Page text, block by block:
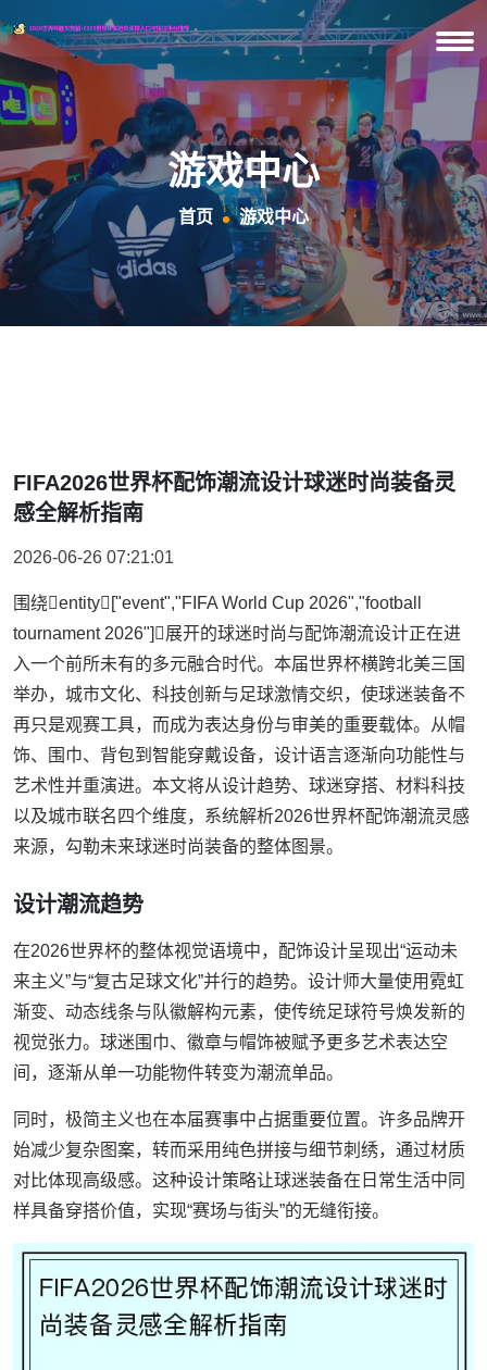
游戏中心
首页 游戏中心
FIFA2026世界杯配饰潮流设计球迷时尚装备灵
感全解析指南
2026-06-26 07:21:01
围绕entity["event","FIFA World Cup 2026","football
tournament 2026"]展开的球迷时尚与配饰潮流设计正在进
入一个前所未有的多元融合时代。本届世界杯横跨北美三国
举办，城市文化、科技创新与足球激情交织，使球迷装备不
再只是观赛工具，而成为表达身份与审美的重要载体。从帽
饰、围巾、背包到智能穿戴设备，设计语言逐渐向功能性与
艺术性并重演进。本文将从设计趋势、球迷穿搭、材料科技
以及城市联名四个维度，系统解析2026世界杯配饰潮流灵感
来源，勾勒未来球迷时尚装备的整体图景。
设计潮流趋势
在2026世界杯的整体视觉语境中，配饰设计呈现出“运动未
来主义”与“复古足球文化”并行的趋势。设计师大量使用霓虹
渐变、动态线条与队徽解构元素，使传统足球符号焕发新的
视觉张力。球迷围巾、徽章与帽饰被赋予更多艺术表达空
间，逐渐从单一功能物件转变为潮流单品。
同时，极简主义也在本届赛事中占据重要位置。许多品牌开
始减少复杂图案，转而采用纯色拼接与细节刺绣，通过材质
对比体现高级感。这种设计策略让球迷装备在日常生活中同
样具备穿搭价值，实现“赛场与街头”的无缝衔接。